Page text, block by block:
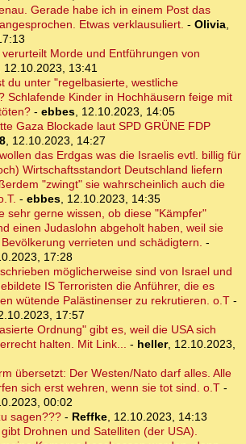
Gerade habe ich in einem Post das
Etwas verklausuliert. - Olivia,
Morde und Entführungen von
12.10.2023, 13:41
du unter "regelbasierte, westliche
Schlafende Kinder in Hochhäusern feige mit
- ebbes, 12.10.2023, 14:05
Gaza Blockade laut SPD GRÜNE FDP
, 12.10.2023, 14:27
das Erdgas was die Israelis evtl. billig für
Wirtschaftsstandort Deutschland liefern
"zwingt" sie wahrscheinlich auch die
- ebbes, 12.10.2023, 14:35
sehr gerne wissen, ob diese "Kämpfer"
einen Judaslohn abgeholt haben, weil sie
verrieten und schädigtern. -
17:28
möglicherweise sind von Israel und
IS Terroristen die Anführer, die es
wütende Palästinenser zu rekrutieren. o.T -
17:57
Ordnung" gibt es, weil die USA sich
halten. Mit Link... - heller, 12.10.2023,
übersetzt: Der Westen/Nato darf alles. Alle
sich erst wehren, wenn sie tot sind. o.T -
00:02
sagen???- Reffke, 12.10.2023, 14:13
Drohnen und Satelliten (der USA).